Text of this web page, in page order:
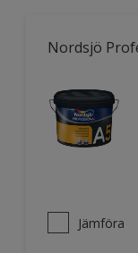
Nordsjö
Jämföra